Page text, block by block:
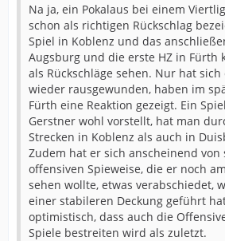
Na ja, ein Pokalaus bei einem
schon als richtigen Rückschlag
Spiel in Koblenz und das
Augsburg und die erste HZ in Fürth
als Rückschläge sehen. Nur hat
wieder rausgewunden, haben im
Fürth eine Reaktion gezeigt. Ein
Gerstner wohl vorstellt, hat man
Strecken in Koblenz als auch in
Zudem hat er sich anscheinend von
offensiven Spieweise, die er noch
sehen wollte, etwas verabschiedet,
einer stabileren Deckung geführt
optimistisch, dass auch die
Spiele bestreiten wird als zuletzt.